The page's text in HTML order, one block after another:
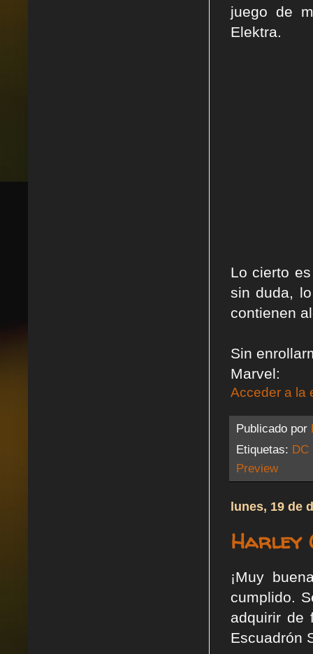
juego de
Elektra.
Lo cierto
sin duda,
contienen
Sin
Marvel:
Acceder a la
Publicado por
Etiquetas: DC
Preview
lunes, 19 de
Harley
¡Muy
cumplido.
adquirir de
Escuadrón